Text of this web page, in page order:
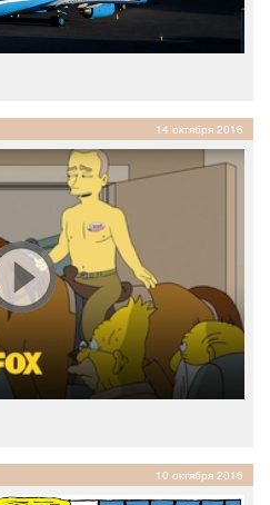
14 октября 2016
10 октября 2016